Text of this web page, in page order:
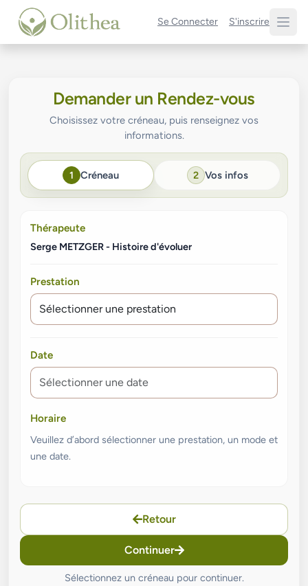
Se Connecter S'inscrire
Demander un Rendez-vous
Choisissez votre créneau, puis renseignez vos
informations.
1 Créneau 2 Vos infos
Thérapeute
Serge METZGER - Histoire d'évoluer
Prestation
Date
Horaire
Veuillez d’abord sélectionner une prestation, un mode et
une date.
Retour
Continuer
Sélectionnez un créneau pour continuer.